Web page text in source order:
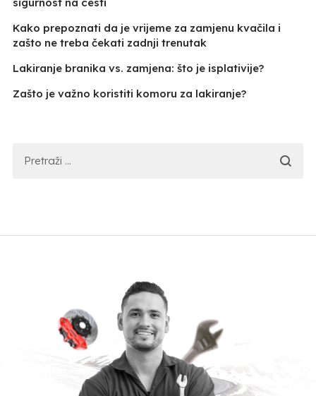
Kako prepoznati da je vrijeme za zamjenu kvačila i
zašto ne treba čekati zadnji trenutak
Lakiranje branika vs. zamjena: što je isplativije?
Zašto je važno koristiti komoru za lakiranje?